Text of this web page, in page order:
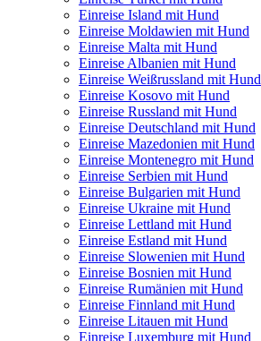
Einreise Island mit Hund
Einreise Moldawien mit Hund
Einreise Malta mit Hund
Einreise Albanien mit Hund
Einreise Weißrussland mit Hund
Einreise Kosovo mit Hund
Einreise Russland mit Hund
Einreise Deutschland mit Hund
Einreise Mazedonien mit Hund
Einreise Montenegro mit Hund
Einreise Serbien mit Hund
Einreise Bulgarien mit Hund
Einreise Ukraine mit Hund
Einreise Lettland mit Hund
Einreise Estland mit Hund
Einreise Slowenien mit Hund
Einreise Bosnien mit Hund
Einreise Rumänien mit Hund
Einreise Finnland mit Hund
Einreise Litauen mit Hund
Einreise Luxemburg mit Hund